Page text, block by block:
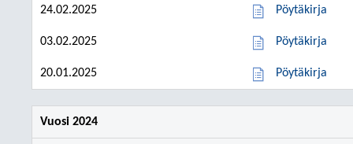
24.02.2025 Pöytäkirja
03.02.2025 Pöytäkirja
20.01.2025 Pöytäkirja
Vuosi 2024